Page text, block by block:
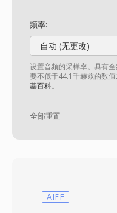
频率:
自动 (无更改)
设置音频的采样率。具有
要不低于44.1千赫兹的数
基百科。
全部重置
AIFF